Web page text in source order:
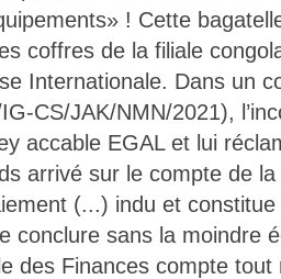
! Cette
coffres de la filiale
Internationale. Dans un
CS/JAK/NMN/2021),
accable EGAL et lui
arrivé sur le compte de
(...) indu et
conclure sans la moindre
des Finances compte